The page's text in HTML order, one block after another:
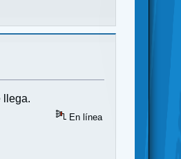
llega.
En línea